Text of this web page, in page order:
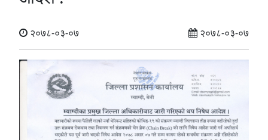
२०७८-०३-०७ २०७८-०३-०७